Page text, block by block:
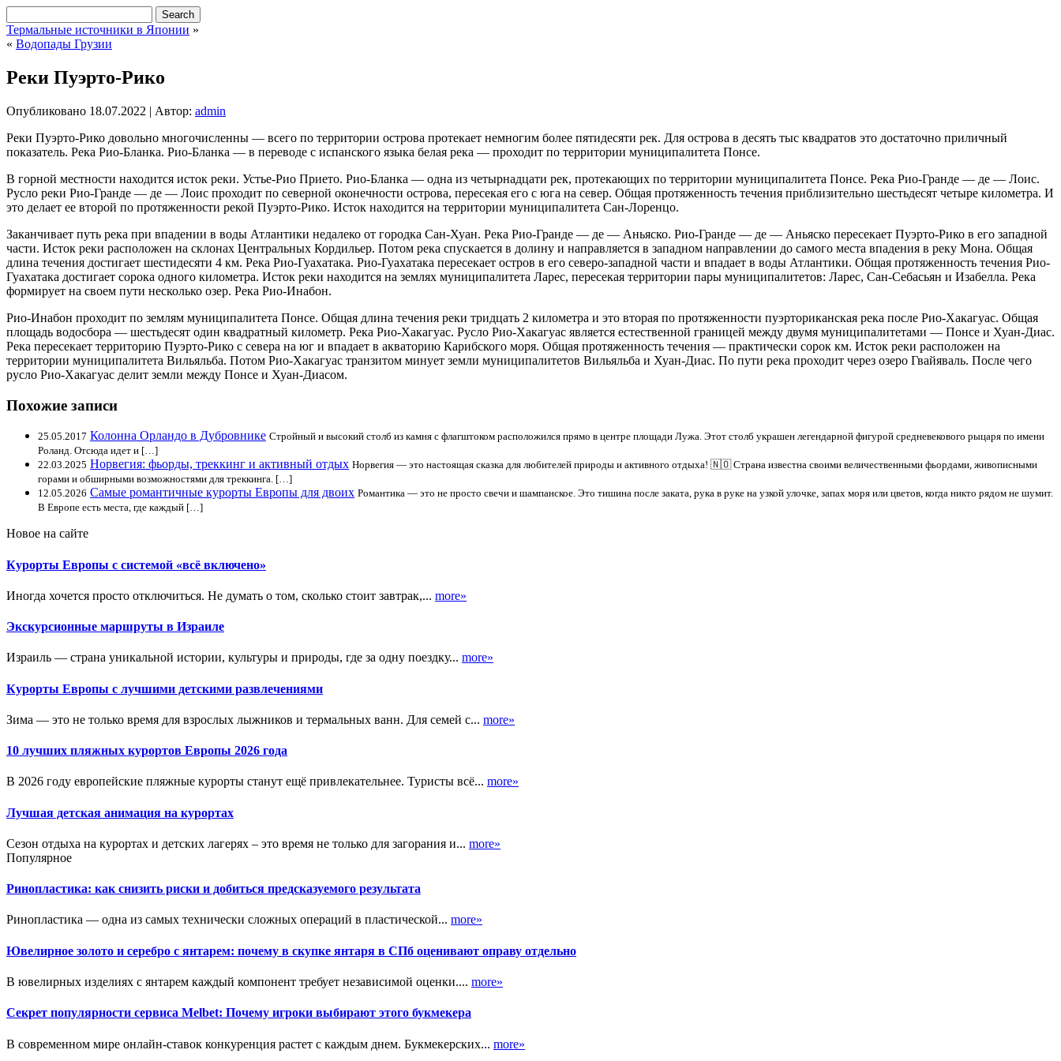
Термальные источники в Японии »
« Водопады Грузии
Реки Пуэрто-Рико
Опубликовано 18.07.2022 | Автор: admin
Реки Пуэрто-Рико довольно многочисленны — всего по территории острова протекает немногим более пятидесяти рек. Для острова в десять тыс квадратов это достаточно приличный
показатель. Река Рио-Бланка. Рио-Бланка — в переводе с испанского языка белая река — проходит по территории муниципалитета Понсе.
В горной местности находится исток реки. Устье-Рио Прието. Рио-Бланка — одна из четырнадцати рек, протекающих по территории муниципалитета Понсе. Река Рио-Гранде — де — Лоис.
Русло реки Рио-Гранде — де — Лоис проходит по северной оконечности острова, пересекая его с юга на север. Общая протяженность течения приблизительно шестьдесят четыре километра. И
это делает ее второй по протяженности рекой Пуэрто-Рико. Исток находится на территории муниципалитета Сан-Лоренцо.
Заканчивает путь река при впадении в воды Атлантики недалеко от городка Сан-Хуан. Река Рио-Гранде — де — Аньяско. Рио-Гранде — де — Аньяско пересекает Пуэрто-Рико в его западной
части. Исток реки расположен на склонах Центральных Кордильер. Потом река спускается в долину и направляется в западном направлении до самого места впадения в реку Мона. Общая
длина течения достигает шестидесяти 4 км. Река Рио-Гуахатака. Рио-Гуахатака пересекает остров в его северо-западной части и впадает в воды Атлантики. Общая протяженность течения Рио-
Гуахатака достигает сорока одного километра. Исток реки находится на землях муниципалитета Ларес, пересекая территории пары муниципалитетов: Ларес, Сан-Себасьян и Изабелла. Река
формирует на своем пути несколько озер. Река Рио-Инабон.
Рио-Инабон проходит по землям муниципалитета Понсе. Общая длина течения реки тридцать 2 километра и это вторая по протяженности пуэрториканская река после Рио-Хакагуас. Общая
площадь водосбора — шестьдесят один квадратный километр. Река Рио-Хакагуас. Русло Рио-Хакагуас является естественной границей между двумя муниципалитетами — Понсе и Хуан-Диас.
Река пересекает территорию Пуэрто-Рико с севера на юг и впадает в акваторию Карибского моря. Общая протяженность течения — практически сорок км. Исток реки расположен на
территории муниципалитета Вильяльба. Потом Рио-Хакагуас транзитом минует земли муниципалитетов Вильяльба и Хуан-Диас. По пути река проходит через озеро Гвайяваль. После чего
русло Рио-Хакагуас делит земли между Понсе и Хуан-Диасом.
Похожие записи
25.05.2017 Колонна Орландо в Дубровнике Стройный и высокий столб из камня с флагштоком расположился прямо в центре площади Лужа. Этот столб украшен легендарной фигурой средневекового рыцаря по имени
Роланд. Отсюда идет и […]
22.03.2025 Норвегия: фьорды, треккинг и активный отдых Норвегия — это настоящая сказка для любителей природы и активного отдыха! 🇳🇴 Страна известна своими величественными фьордами, живописными
горами и обширными возможностями для треккинга. […]
12.05.2026 Самые романтичные курорты Европы для двоих Романтика — это не просто свечи и шампанское. Это тишина после заката, рука в руке на узкой улочке, запах моря или цветов, когда никто рядом не шумит.
В Европе есть места, где каждый […]
Новое на сайте
Курорты Европы с системой «всё включено»
Иногда хочется просто отключиться. Не думать о том, сколько стоит завтрак,... more»
Экскурсионные маршруты в Израиле
Израиль — страна уникальной истории, культуры и природы, где за одну поездку... more»
Курорты Европы с лучшими детскими развлечениями
Зима — это не только время для взрослых лыжников и термальных ванн. Для семей с... more»
10 лучших пляжных курортов Европы 2026 года
В 2026 году европейские пляжные курорты станут ещё привлекательнее. Туристы всё... more»
Лучшая детская анимация на курортах
Сезон отдыха на курортах и детских лагерях – это время не только для загорания и... more»
Популярное
Ринопластика: как снизить риски и добиться предсказуемого результата
Ринопластика — одна из самых технически сложных операций в пластической... more»
Ювелирное золото и серебро с янтарем: почему в скупке янтаря в СПб оценивают оправу отдельно
В ювелирных изделиях с янтарем каждый компонент требует независимой оценки.... more»
Секрет популярности сервиса Melbet: Почему игроки выбирают этого букмекера
В современном мире онлайн-ставок конкуренция растет с каждым днем. Букмекерских... more»